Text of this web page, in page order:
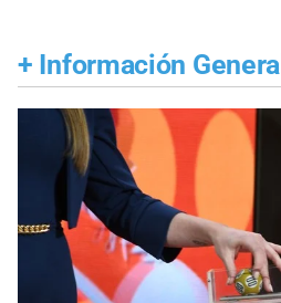
+ Información General